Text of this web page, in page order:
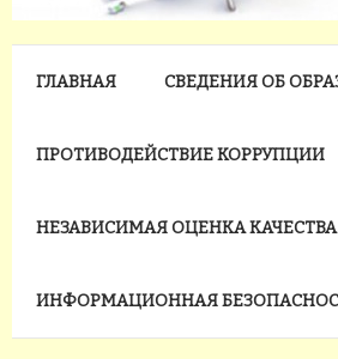
ГЛАВНАЯ СВЕДЕНИЯ ОБ
ПРОТИВОДЕЙСТВИЕ КОРРУПЦИИ
НЕЗАВИСИМАЯ ОЦЕНКА КАЧЕСТВА
ИНФОРМАЦИОННАЯ